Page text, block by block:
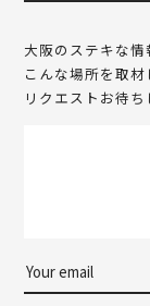
大阪のステキな情
こんな場所を取
リクエストお待ち